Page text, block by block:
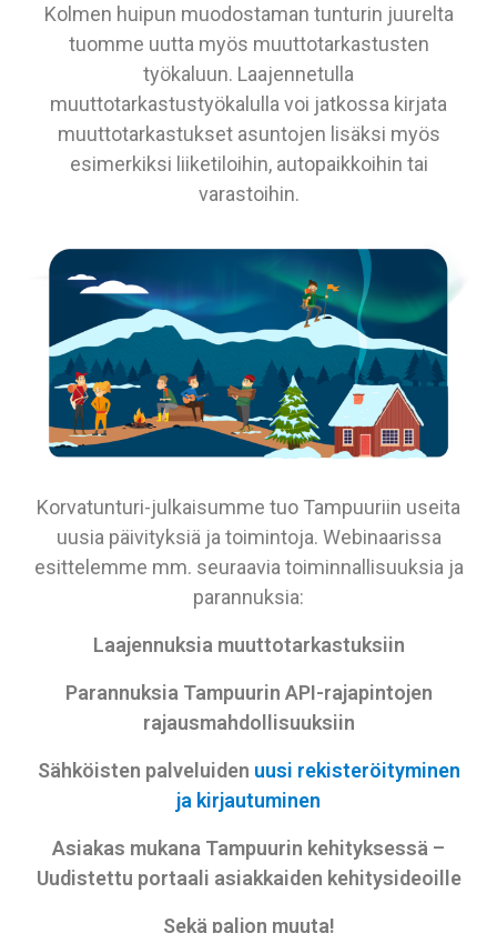
Kolmen huipun muodostaman tunturin juurelta
tuomme uutta myös muuttotarkastusten
työkaluun. Laajennetulla
muuttotarkastustyökalulla voi jatkossa kirjata
muuttotarkastukset asuntojen lisäksi myös
esimerkiksi liiketiloihin, autopaikkoihin tai
varastoihin.
Korvatunturi-julkaisumme tuo Tampuuriin useita
uusia päivityksiä ja toimintoja. Webinaarissa
esittelemme mm. seuraavia toiminnallisuuksia ja
parannuksia:
Laajennuksia muuttotarkastuksiin
Parannuksia Tampuurin API-rajapintojen
rajausmahdollisuuksiin
Sähköisten palveluiden uusi rekisteröityminen
ja kirjautuminen
Asiakas mukana Tampuurin kehityksessä –
Uudistettu portaali asiakkaiden kehitysideoille
Sekä paljon muuta!